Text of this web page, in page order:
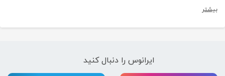
بیشتر
ایرانوس را دنبال کنید